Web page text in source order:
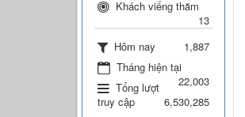
Khách viếng thăm
13
Hôm nay
1,887
Tháng hiện tại
22,003
Tổng lượt
truy cập
6,530,285